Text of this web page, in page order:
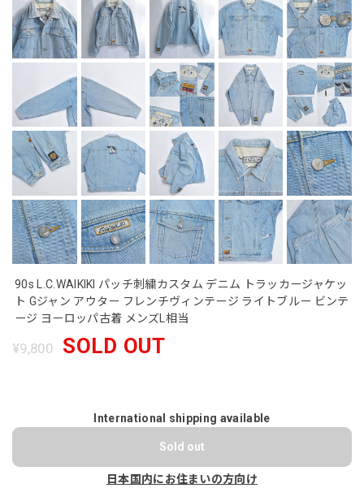
90s L.C.WAIKIKI パッチ刺繍カスタム デニム トラッカージャケッ
ト Gジャン アウター フレンチヴィンテージ ライトブルー ビンテ
ージ ヨーロッパ古着 メンズL相当
¥9,800 SOLD OUT
International shipping available
Sold out
日本国内にお住まいの方向け